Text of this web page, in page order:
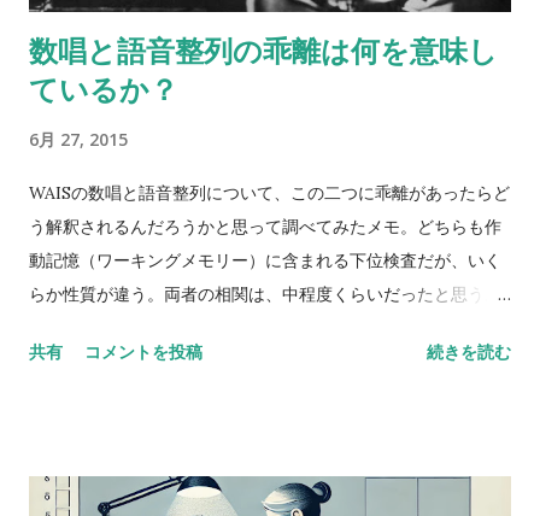
数唱と語音整列の乖離は何を意味し
ているか？
6月 27, 2015
WAISの数唱と語音整列について、この二つに乖離があったらど
う解釈されるんだろうかと思って調べてみたメモ。どちらも作
動記憶（ワーキングメモリー）に含まれる下位検査だが、いく
らか性質が違う。両者の相関は、中程度くらいだったと思う。
sequencing とある海外の掲示板（？）でのやりとり。 一方が
４点以上の乖離（discrepancy）があった場合は？ 実施した
共有 コメントを投稿 続きを読む